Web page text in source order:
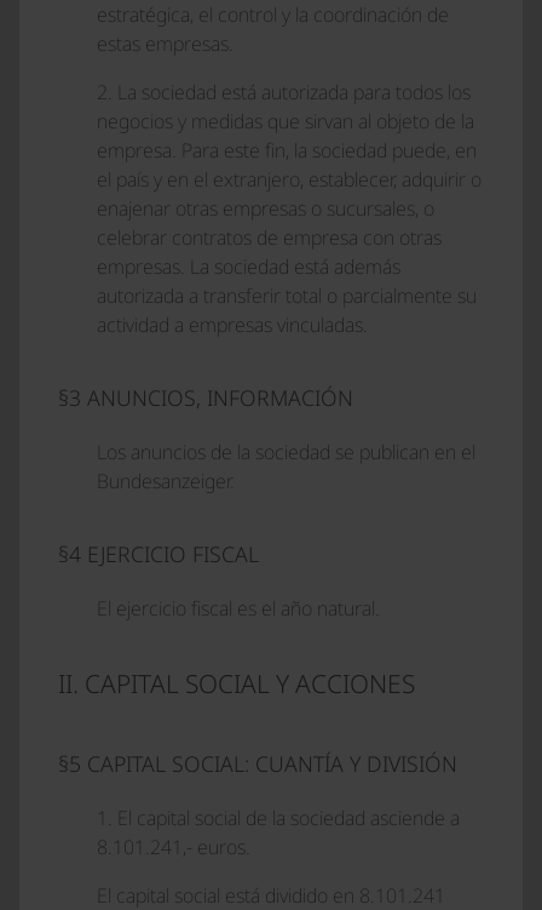
estratégica, el control y la coordinación de
estas empresas.
2. La sociedad está autorizada para todos los
negocios y medidas que sirvan al objeto de la
empresa. Para este fin, la sociedad puede, en
el país y en el extranjero, establecer, adquirir o
enajenar otras empresas o sucursales, o
celebrar contratos de empresa con otras
empresas. La sociedad está además
autorizada a transferir total o parcialmente su
actividad a empresas vinculadas.
§3 ANUNCIOS, INFORMACIÓN
Los anuncios de la sociedad se publican en el
Bundesanzeiger.
§4 EJERCICIO FISCAL
El ejercicio fiscal es el año natural.
II. CAPITAL SOCIAL Y ACCIONES
§5 CAPITAL SOCIAL: CUANTÍA Y DIVISIÓN
1. El capital social de la sociedad asciende a
8.101.241,- euros.
El capital social está dividido en 8.101.241